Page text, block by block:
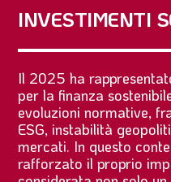
INVESTIMENTI
Il 2025 ha
per la finanza
evoluzioni normative,
ESG, instabilità
mercati. In questo
rafforzato il proprio